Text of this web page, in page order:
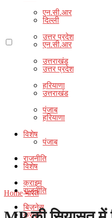
एन.सी.आर
उत्तर प्रदेश
उत्तराखंड
हरियाणा
पंजाब
विशेष
राजनीति
क्राइम
बिज़नेस
दिल्ली
एन.सी.आर
उत्तर प्रदेश
उत्तराखंड
हरियाणा
पंजाब
विशेष
राजनीति
क्राइम
Home भारत